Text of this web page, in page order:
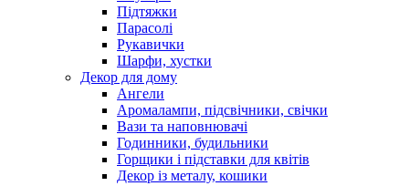
Підтяжки
Парасолі
Рукавички
Шарфи, хустки
Декор для дому
Ангели
Аромалампи, підсвічники, свічки
Вази та наповнювачі
Годинники, будильники
Горщики і підставки для квітів
Декор із металу, кошики